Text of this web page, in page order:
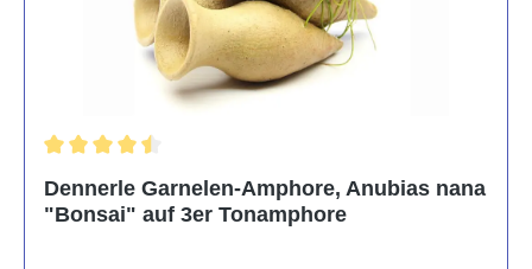
Dennerle Garnelen-Amphore, Anubias nana
"Bonsai" auf 3er Tonamphore